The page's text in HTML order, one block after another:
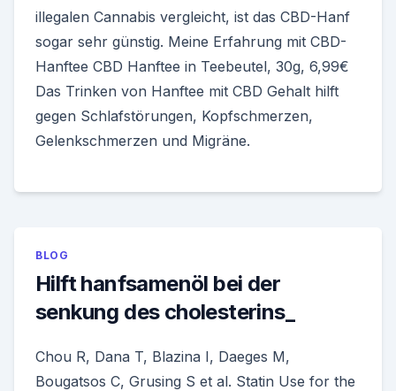
illegalen Cannabis vergleicht, ist das CBD-Hanf
sogar sehr günstig. Meine Erfahrung mit CBD-
Hanftee CBD Hanftee in Teebeutel, 30g, 6,99€
Das Trinken von Hanftee mit CBD Gehalt hilft
gegen Schlafstörungen, Kopfschmerzen,
Gelenkschmerzen und Migräne.
BLOG
Hilft hanfsamenöl bei der
senkung des cholesterins_
Chou R, Dana T, Blazina I, Daeges M,
Bougatsos C, Grusing S et al. Statin Use for the